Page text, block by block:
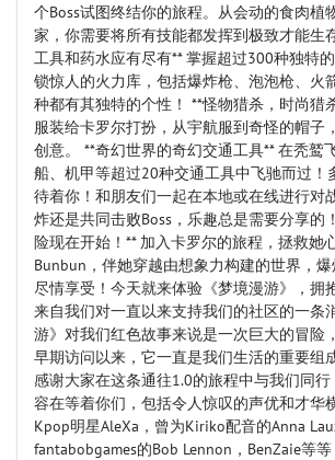
个Boss试图终结你的旅程。从会动的食肉植
家，你需要将所有技能都发挥到极致才能生
工具和药水应有尽有** 掌握超过300种独特
锁惊人的火力库，包括爆炸枪、泡泡枪、火
种都有其独特的个性！ **怪物猎杀，时尚猎
服装给卡罗尔打扮，从宇航服到奇怪的帽子
创意。 **奇幻世界的奇幻交通工具** 在秃鹫
船、机甲等超过20种交通工具中飞驰而过！
待着你！和朋友们一起在本地或在线进行对
炸还是共同击败Boss，乐趣总是需要分享的
险现在开始！** 加入卡罗尔的旅程，拯救她
Bunbun，伴她穿越由想象力构建的世界，爆
尽情享受！今天就来体验《梦境漫游》，拥
来自我们对一直以来支持我们的社区的一条
游》对我们红色故事来说是一次巨大的冒险
早期访问以来，它一直是我们生活的重要组
感谢大家在这条通往1.0的旅程中与我们同
容在等着你们，包括令人惊叹的声优和才华
Kpop明星AleXa，曾为Kiriko配音的Anna
fantabobgames的Bob Lennon，BenZaie等等